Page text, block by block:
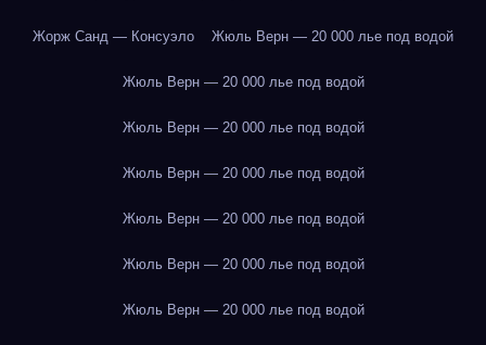
Жорж Санд — Консуэло Жюль Верн — 20 000 лье под водой
Жюль Верн — 20 000 лье под водой
Жюль Верн — 20 000 лье под водой
Жюль Верн — 20 000 лье под водой
Жюль Верн — 20 000 лье под водой
Жюль Верн — 20 000 лье под водой
Жюль Верн — 20 000 лье под водой